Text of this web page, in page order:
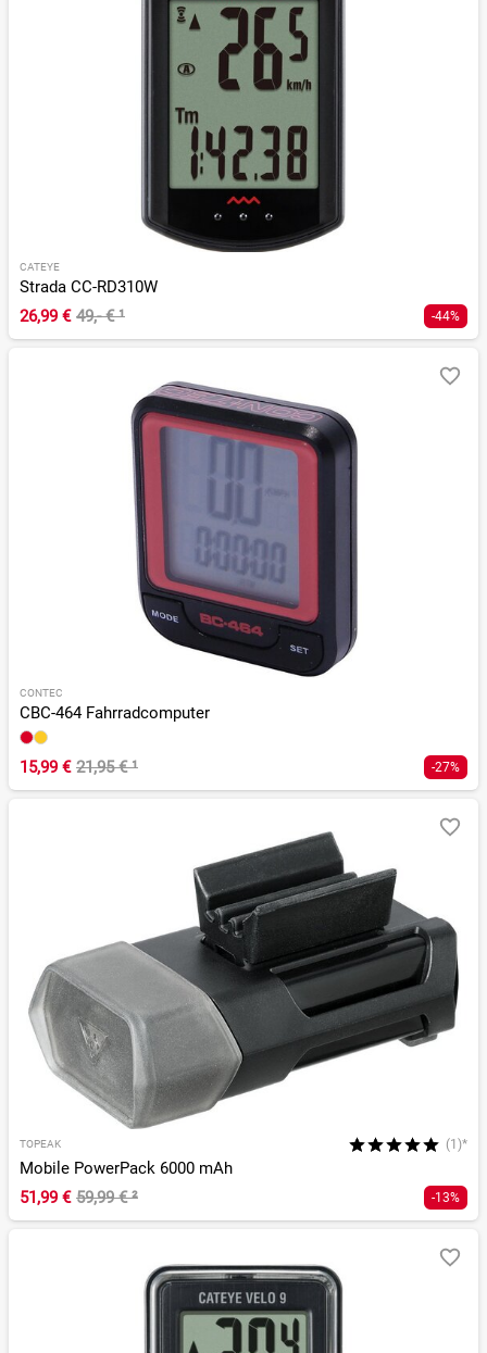
CATEYE
Strada CC-RD310W
26,99 € 49,- €¹ -44%
CONTEC
CBC-464 Fahrradcomputer
15,99 € 21,95 €¹ -27%
TOPEAK (1)*
Mobile PowerPack 6000 mAh
51,99 € 59,99 €² -13%